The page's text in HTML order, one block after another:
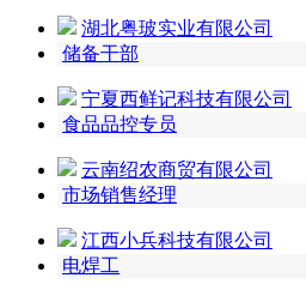
湖北粤玻实业有限公司
储备干部
宁夏西鲜记科技有限公司
食品品控专员
云南绍农商贸有限公司
市场销售经理
江西小兵科技有限公司
电焊工